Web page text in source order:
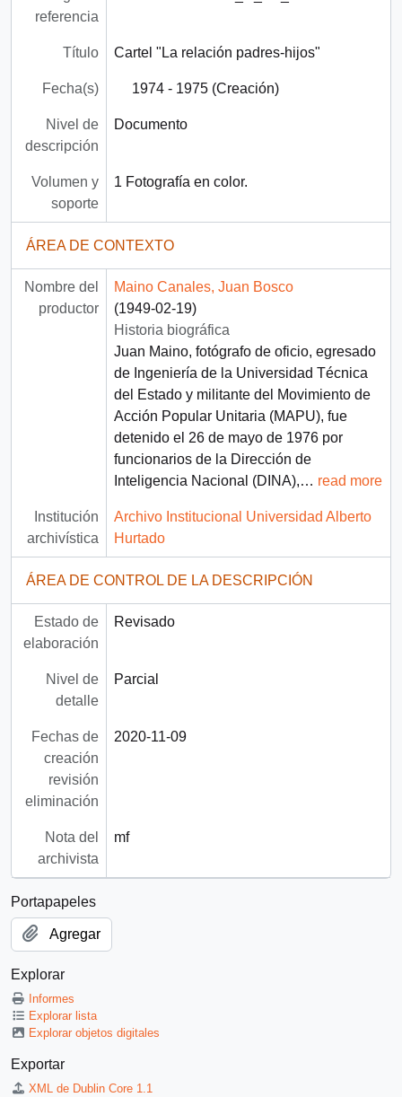
referencia
Título Cartel "La relación padres-hijos"
Fecha(s) 1974 - 1975 (Creación)
Nivel de
descripción
Documento
Volumen y
soporte
1 Fotografía en color.
ÁREA DE CONTEXTO
Nombre del
productor
Maino Canales, Juan Bosco
(1949-02-19)
Historia biográfica
Juan Maino, fotógrafo de oficio, egresado
de Ingeniería de la Universidad Técnica
del Estado y militante del Movimiento de
Acción Popular Unitaria (MAPU), fue
detenido el 26 de mayo de 1976 por
funcionarios de la Dirección de
Inteligencia Nacional (DINA),… read more
Institución
archivística
Archivo Institucional Universidad Alberto
Hurtado
ÁREA DE CONTROL DE LA DESCRIPCIÓN
Estado de
elaboración
Revisado
Nivel de
detalle
Parcial
Fechas de
creación
revisión
eliminación
2020-11-09
Nota del
archivista
mf
Portapapeles
Agregar
Explorar
Informes
Explorar lista
Explorar objetos digitales
Exportar
XML de Dublin Core 1.1